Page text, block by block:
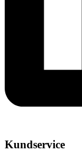
Kundservice